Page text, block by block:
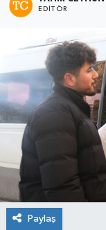
EDITÖR
Paylaş
Son Dakika
Haber Arşivi